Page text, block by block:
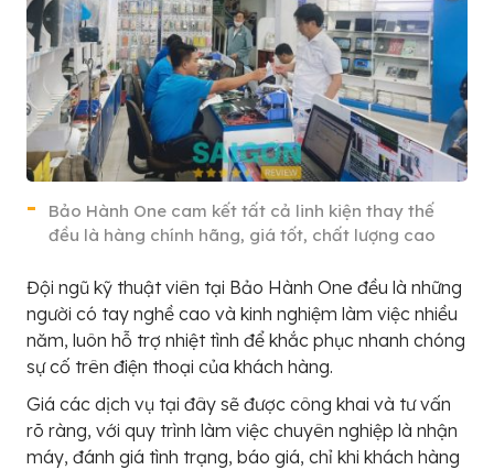
Bảo Hành One cam kết tất cả linh kiện thay thế
đều là hàng chính hãng, giá tốt, chất lượng cao
Đội ngũ kỹ thuật viên tại Bảo Hành One đều là những
người có tay nghề cao và kinh nghiệm làm việc nhiều
năm, luôn hỗ trợ nhiệt tình để khắc phục nhanh chóng
sự cố trên điện thoại của khách hàng.
Giá các dịch vụ tại đây sẽ được công khai và tư vấn
rõ ràng, với quy trình làm việc chuyên nghiệp là nhận
máy, đánh giá tình trạng, báo giá, chỉ khi khách hàng